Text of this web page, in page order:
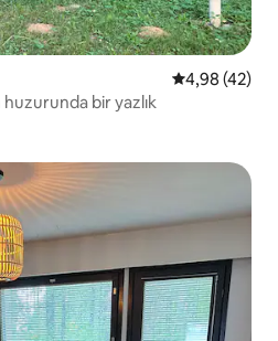
5 üzerinden
4,98 (42)
huzurunda bir yazlık
beğenilenler arasında